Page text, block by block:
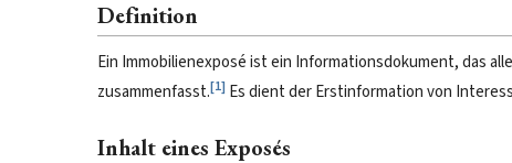
Definition
Ein Immobilienexposé ist ein Informationsdokument, das
zusammenfasst.[1] Es dient der Erstinformation von
Inhalt eines Exposés